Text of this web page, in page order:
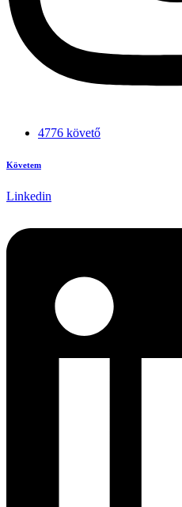
4776 követő
Követem
Linkedin